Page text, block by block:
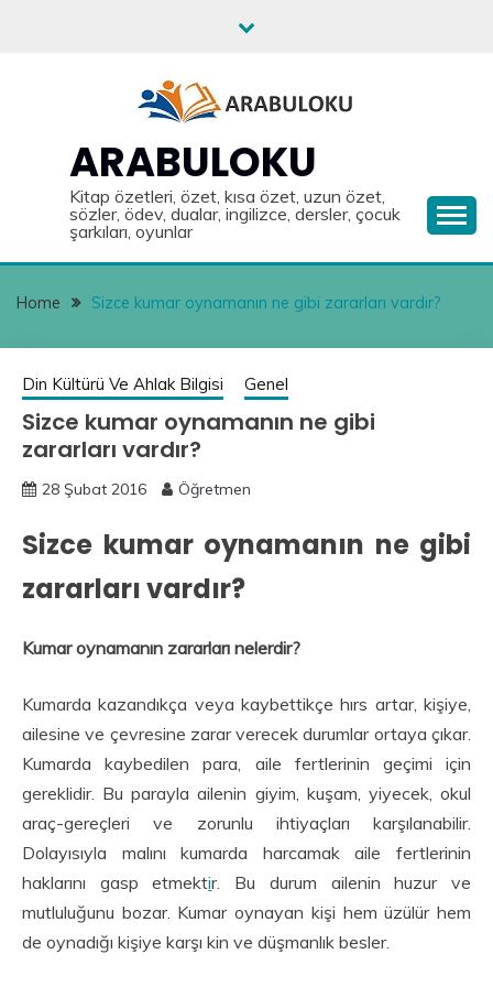
ARABULOKU
Kitap özetleri, özet, kısa özet, uzun özet,
sözler, ödev, dualar, ingilizce, dersler, çocuk
şarkıları, oyunlar
Home Sizce kumar oynamanın ne gibi zararları vardır?
Din Kültürü Ve Ahlak Bilgisi Genel
Sizce kumar oynamanın ne gibi
zararları vardır?
28 Şubat 2016 Öğretmen
Sizce kumar oynamanın ne gibi
zararları vardır?
Kumar oynamanın zararları nelerdir?
Kumarda kazandıkça veya kaybettikçe hırs artar, kişiye,
ailesine ve çevresine zarar verecek durumlar ortaya çıkar.
Kumarda kaybedilen para, aile fertlerinin geçimi için
gereklidir. Bu parayla ailenin giyim, kuşam, yiyecek, okul
araç-gereçleri ve zorunlu ihtiyaçları karşılanabilir.
Dolayısıyla malını kumarda harcamak aile fertlerinin
haklarını gasp etmektir. Bu durum ailenin huzur ve
mutluluğunu bozar. Kumar oynayan kişi hem üzülür hem
de oynadığı kişiye karşı kin ve düşmanlık besler.